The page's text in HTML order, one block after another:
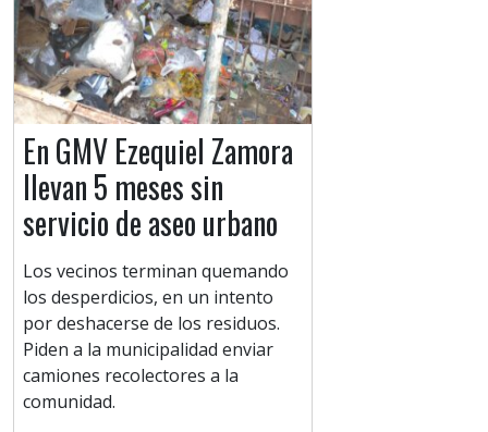
En GMV Ezequiel Zamora
llevan 5 meses sin
servicio de aseo urbano
Los vecinos terminan quemando
los desperdicios, en un intento
por deshacerse de los residuos.
Piden a la municipalidad enviar
camiones recolectores a la
comunidad.